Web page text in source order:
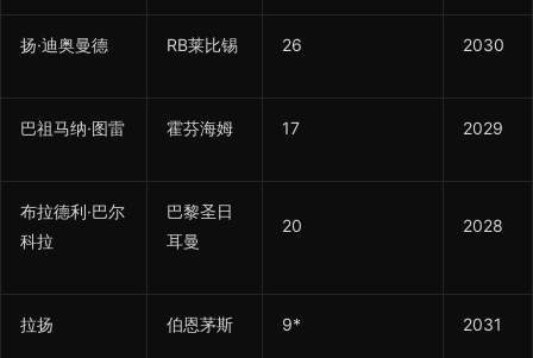
扬·迪奥曼德 RB莱比锡 26 2030
巴祖马纳·图雷 霍芬海姆 17 2029
布拉德利·巴尔
科拉
巴黎圣日
耳曼
20 2028
拉扬 伯恩茅斯 9* 2031